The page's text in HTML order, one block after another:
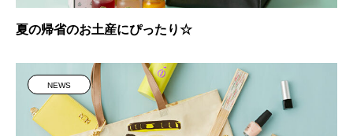
夏の帰省のお土産にぴったり☆
NEWS